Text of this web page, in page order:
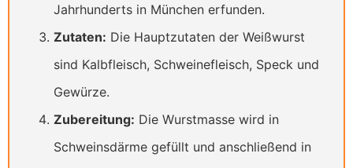
Jahrhunderts in München erfunden.
Zutaten: Die Hauptzutaten der Weißwurst
sind Kalbfleisch, Schweinefleisch, Speck und
Gewürze.
Zubereitung: Die Wurstmasse wird in
Schweinsdärme gefüllt und anschließend in